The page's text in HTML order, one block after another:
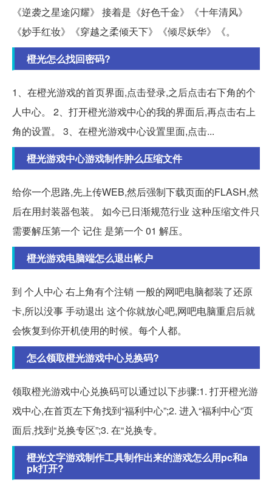
《逆袭之星途闪耀》 接着是《好色千金》《十年清风》
《妙手红妆》《穿越之柔倾天下》《倾尽妖华》《。
橙光怎么找回密码?
1、在橙光游戏的首页界面,点击登录,之后点击右下角的个
人中心。 2、打开橙光游戏中心的我的界面后,再点击右上
角的设置。 3、在橙光游戏中心设置里面,点击...
橙光游戏中心游戏制作肿么压缩文件
给你一个思路,先上传WEB,然后强制下载页面的FLASH,然
后在用封装器包装。 如今已日渐规范行业 这种压缩文件只
需要解压第一个 记住 是第一个 01 解压。
橙光游戏电脑端怎么退出帐户
到 个人中心 右上角有个注销 一般的网吧电脑都装了还原
卡,所以没事 手动退出 这个你就放心吧,网吧电脑重启后就
会恢复到你开机使用的时候。每个人都。
怎么领取橙光游戏中心兑换码?
领取橙光游戏中心兑换码可以通过以下步骤:1. 打开橙光游
戏中心,在首页左下角找到“福利中心”;2. 进入“福利中心”页
面后,找到“兑换专区”;3. 在“兑换专。
橙光文字游戏制作工具制作出来的游戏怎么用pc和a
pk打开?